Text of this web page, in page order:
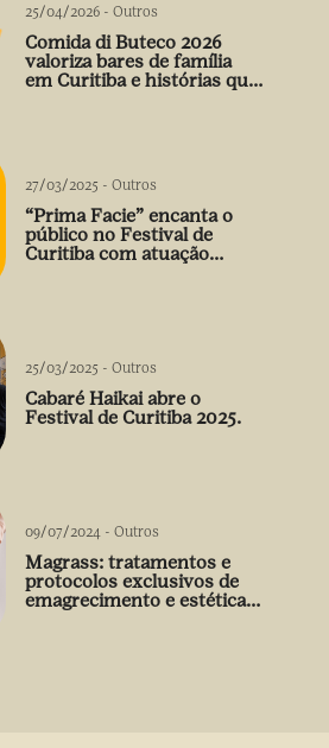
25/04/2026 - Outros
Comida di Buteco 2026
valoriza bares de família
em Curitiba e histórias que
27/03/2025 - Outros
“Prima Facie” encanta o
público no Festival de
Curitiba com atuação
25/03/2025 - Outros
Cabaré Haikai abre o
Festival de Curitiba 2025.
09/07/2024 - Outros
Magrass: tratamentos e
protocolos exclusivos de
emagrecimento e estética